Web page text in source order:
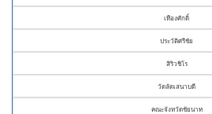
เทืองศักดิ์
ประวัติศรีชัย
สิริวชิโร
วัดลัดเสนาบดี
คณะจังหวัดชัยนาท